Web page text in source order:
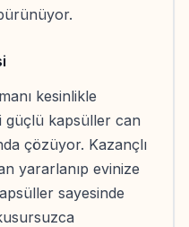
kesinlikle
güçlü kapsüller can
çözüyor. Kazançlı
yararlanıp evinize
sayesinde